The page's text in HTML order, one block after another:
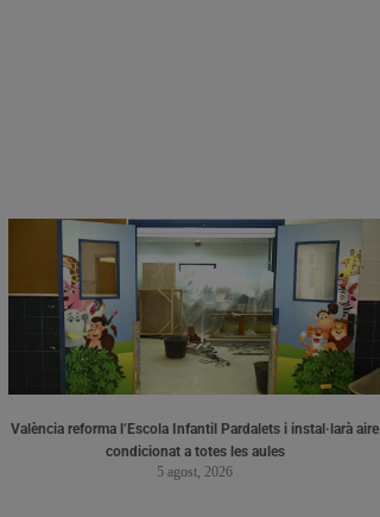
València reforma l’Escola Infantil Pardalets i instal·larà aire
condicionat a totes les aules
5 agost, 2026